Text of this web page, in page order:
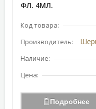
ФЛ. 4МЛ.
Код товара:
Производитель:
Наличие:
Цена:
Подробнее